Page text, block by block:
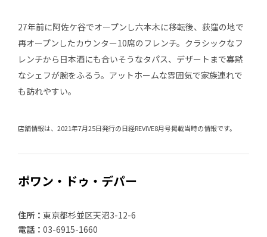
27年前に阿佐ケ谷でオープンし六本木に移転後、荻窪の地で
再オープンしたカウンター10席のフレンチ。クラシックなフ
レンチから日本酒にも合いそうなタパス、デザートまで寡黙
なシェフが腕をふるう。アットホームな雰囲気で家族連れで
も訪れやすい。
店舗情報は、2021年7月25日発行の日経REVIVE8月号掲載当時の情報です。
ポワン・ドゥ・デパー
住所： 東京都杉並区天沼3-12-6
電話： 03-6915-1660